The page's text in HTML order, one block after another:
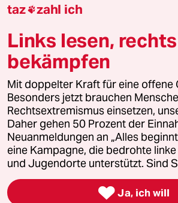
Downloads für Abonnierende
© 2026 taz Verlags und Vertriebs GmbH
Alle Rechte vorbehalten. Bei rechtlichen Fragen
wenden Sie sich bitte an
lizenzen@taz.de
Feedback Redaktionsstatut
Leitlinie Informant Datenschutz
Seitenwende Einwilligungen
taz zahl ich
Links lesen, rechts
bekämpfen
Mit doppelter Kraft für eine offene
Besonders jetzt brauchen
Rechtsextremismus einsetzen,
Daher gehen 50 Prozent der
Neuanmeldungen an „Alles
eine Kampagne, die bedrohte
und Jugendorte unterstützt. Sind
 Ja, ich will